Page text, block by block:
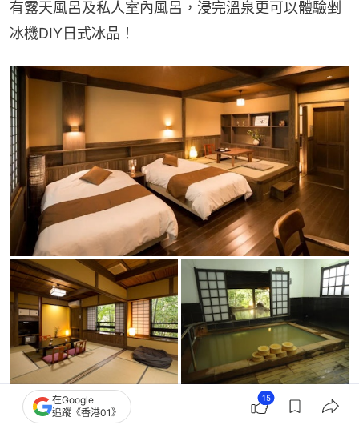
有露天風呂及私人室內風呂，浸完溫泉更可以體驗剉
冰機DIY日式冰品！
若葉日式旅館（Ryokan Wakaba）
在Google
追蹤《香港01》
15